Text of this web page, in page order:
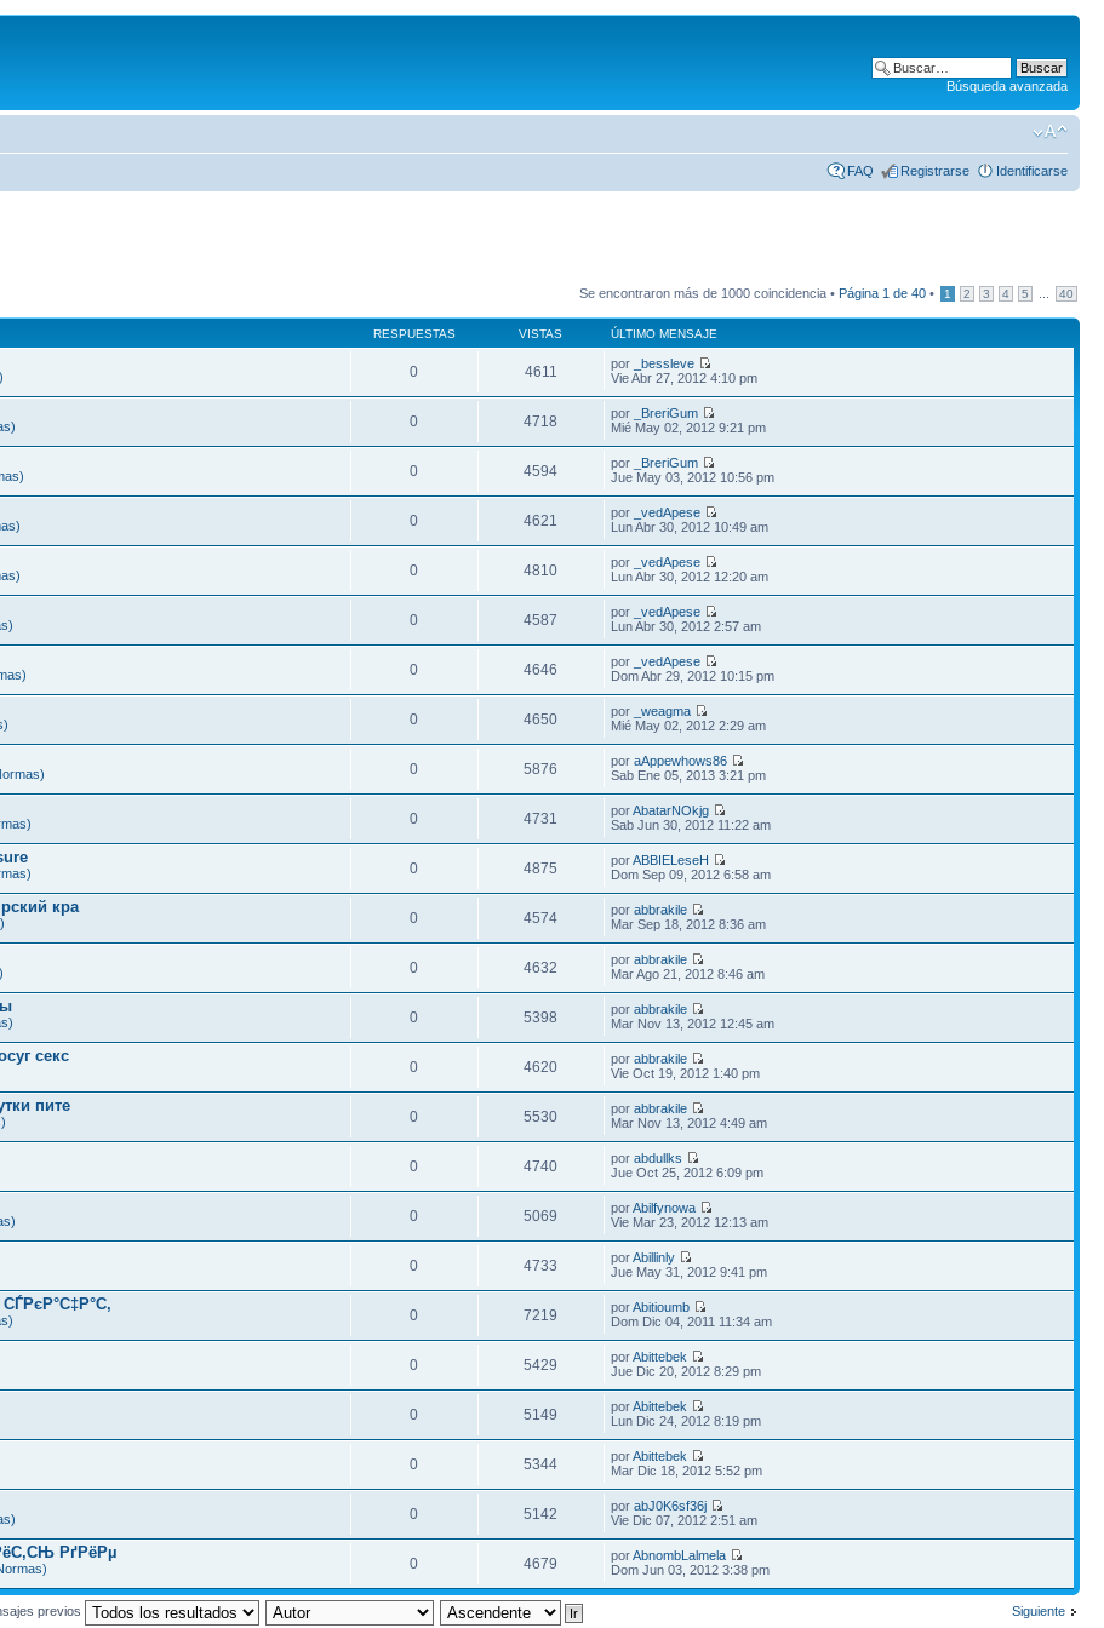
Búsqueda avanzada
FAQ Registrarse Identificarse
Se encontraron más de 1000 coincidencia • Página 1 de 40 • 1 2 3 4 5 40
RESPUESTAS VISTAS ÚLTIMO MENSAJE
0 4611 por
_bessleve
Vie Abr 27, 2012 4:10 pm
0 4718 por
_BreriGum
Mié May 02, 2012 9:21 pm
0 4594 por
_BreriGum
Jue May 03, 2012 10:56 pm
0 4621 por
_vedApese
Lun Abr 30, 2012 10:49 am
0 4810 por
_vedApese
Lun Abr 30, 2012 12:20 am
0 4587 por
_vedApese
Lun Abr 30, 2012 2:57 am
0 4646 por
_vedApese
Dom Abr 29, 2012 10:15 pm
0 4650 por
_weagma
Mié May 02, 2012 2:29 am
0 5876 poraAppewhows86
Sab Ene 05, 2013 3:21 pm
0 4731 porAbatarNOkjg
Sab Jun 30, 2012 11:22 am
0 4875 porABBIELeseH
Dom Sep 09, 2012 6:58 am
кра
0 4574 porabbrakile
Mar Sep 18, 2012 8:36 am
0 4632 porabbrakile
Mar Ago 21, 2012 8:46 am
0 5398 porabbrakile
Mar Nov 13, 2012 12:45 am
секс
0 4620 porabbrakile
Vie Oct 19, 2012 1:40 pm
пите
0 5530 porabbrakile
Mar Nov 13, 2012 4:49 am
0 4740 porabdullks
Jue Oct 25, 2012 6:09 pm
0 5069 porAbilfynowa
Vie Mar 23, 2012 12:13 am
0 4733 porAbillinly
Jue May 31, 2012 9:41 pm
0 7219 porAbitioumb
Dom Dic 04, 2011 11:34 am
0 5429 porAbittebek
Jue Dic 20, 2012 8:29 pm
0 5149 porAbittebek
Lun Dic 24, 2012 8:19 pm
0 5344 porAbittebek
Mar Dic 18, 2012 5:52 pm
0 5142 porabJ0K6sf36j
Vie Dic 07, 2012 2:51 am
РґРёРµ
0 4679 porAbnombLalmela
Dom Jun 03, 2012 3:38 pm
Siguiente
previos